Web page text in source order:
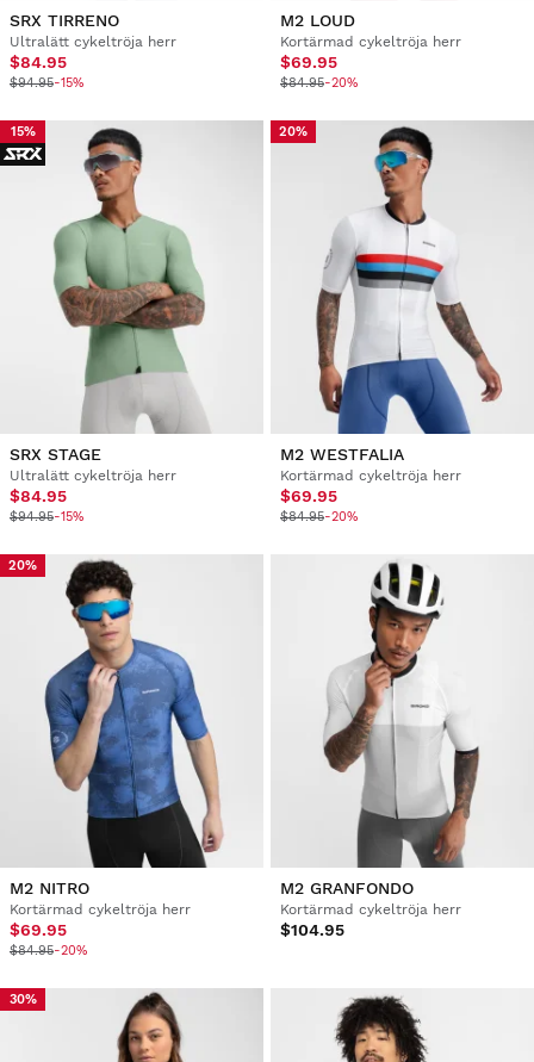
SRX TIRRENO
Ultralätt cykeltröja herr
$84.95
$94.95-15%
M2 LOUD
Kortärmad cykeltröja herr
$69.95
$84.95-20%
15%
SRX STAGE
Ultralätt cykeltröja herr
$84.95
$94.95-15%
20%
M2 WESTFALIA
Kortärmad cykeltröja herr
$69.95
$84.95-20%
20%
M2 NITRO
Kortärmad cykeltröja herr
$69.95
$84.95-20%
M2 GRANFONDO
Kortärmad cykeltröja herr
$104.95
30%